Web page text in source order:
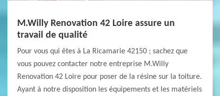
M.Willy Renovation 42 Loire assure un
travail de qualité
Pour vous qui êtes à La Ricamarie 42150 ; sachez que
vous pouvez contacter notre entreprise M.Willy
Renovation 42 Loire pour poser de la résine sur la toiture.
Ayant à notre disposition les équipements et les matériels